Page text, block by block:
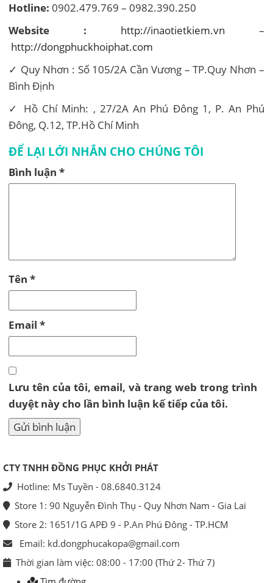
Hotline: 0902.479.769 – 0982.390.250
Website :
http://inaotietkiem.vn –
http://dongphuckhoiphat.com
✓ Quy Nhơn : Số 105/2A Cần Vương – TP.Quy Nhơn –
Bình Định
✓ Hồ Chí Minh: , 27/2A An Phú Đông 1, P. An Phú
Đông, Q.12, TP.Hồ Chí Minh
ĐỂ LẠI LỚI NHẮN CHO CHÚNG TÔI
Bình luận*
Tên*
Email*
Lưu tên của tôi, email, và trang web trong trình
duyệt này cho lần bình luận kế tiếp của tôi.
CTY TNHH ĐỒNG PHỤC KHỞI PHÁT
Hotline: Ms Tuyền - 08.6840.3124
Store 1: 90 Nguyễn Đình Thụ - Quy Nhơn Nam - Gia Lai
Store 2: 1651/1G APĐ 9 - P.An Phú Đông - TP.HCM
Email: kd.dongphucakopa@gmail.com
Thời gian làm việc: 08:00 - 17:00 (Thứ 2- Thứ 7)